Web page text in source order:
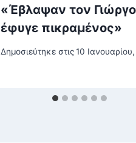
«Έβλαψαν τον Γιώργο
έφυγε πικραμένος»
Δημοσιεύτηκε στις 10